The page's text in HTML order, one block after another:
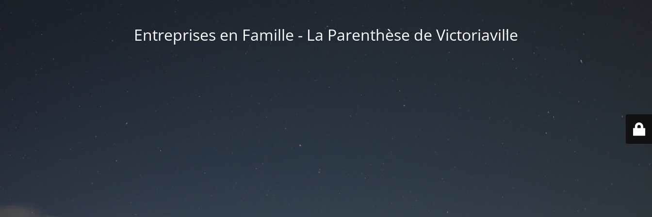
Entreprises en Famille - La Parenthèse de Victoriaville